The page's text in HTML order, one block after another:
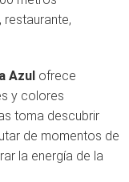
Azul ofrece
y colores
toma descubrir
de momentos de
la energía de la